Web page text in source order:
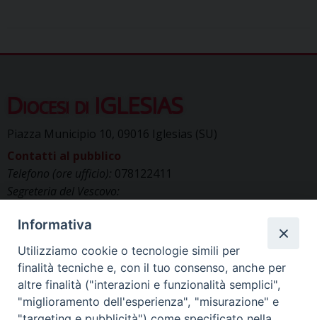
Diocesi di IGLESIAS
Piazza Municipio 10, 09016 Iglesias (SU)
Contatti al pubblico
Telefono (ore ufficio): 078122411
Segreteria del Vescovo:
Uffici di Curia:curia_iglesias@libero.it
Cancelleria (richiesta documenti):
canc.curia.iglesias@tiscali.it
Comunicazione & media (ufficio stampa):
ucs.iglesias@gmail.com
Informativa
Utilizziamo cookie o tecnologie simili per
finalità tecniche e, con il tuo consenso, anche per
altre finalità ("interazioni e funzionalità semplici",
"miglioramento dell'esperienza", "misurazione" e